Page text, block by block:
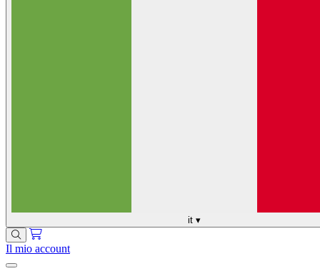
it ▾
Il mio account